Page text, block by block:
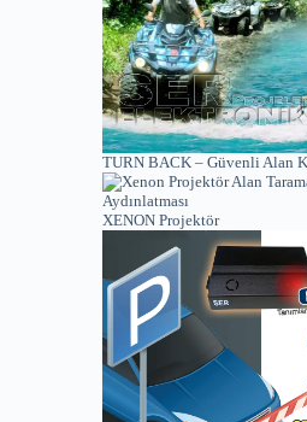
TURN BACK – Güvenli Alan
XENON Projektör